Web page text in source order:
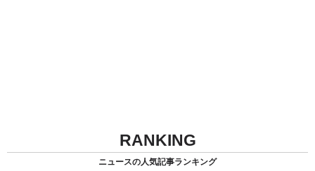
RANKING
ニュースの人気記事ランキング